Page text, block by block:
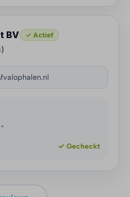
BV ✓ Actief
✓ Gecheckt